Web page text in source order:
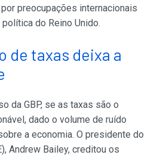
preocupações internacionais
do Reino Unido.
de taxas deixa a
da GBP, se as taxas são o
dado o volume de ruído
a economia. O presidente do
Andrew Bailey, creditou os